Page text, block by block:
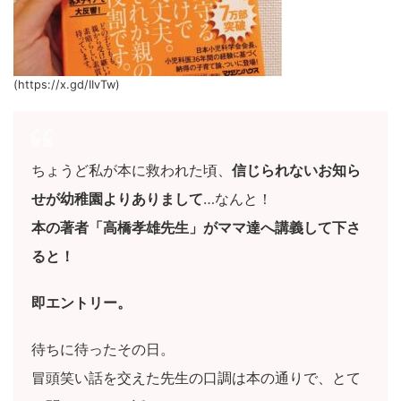
(https://x.gd/IIvTw)
ちょうど私が本に救われた頃、 信じられないお知ら
せが幼稚園よりありまして…なんと！
本の著者「高橋孝雄先生」がママ達へ講義して下さ
ると！
即エントリー。
待ちに待ったその日。
冒頭笑い話を交えた先生の口調は本の通りで、とて